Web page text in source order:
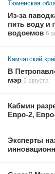
Тюменская
Из-за
пить воду и
водоемов 6
Камчатский
В
мэр 6 августа
Кабмин
Евро-2,
Эксперты